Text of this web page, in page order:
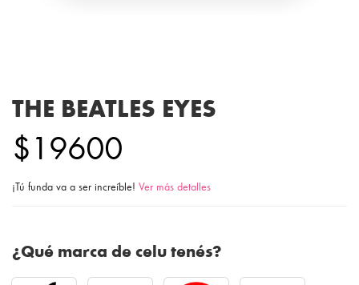
THE BEATLES EYES
$19600
¡Tú funda va a ser increíble! Ver más detalles
¿Qué marca de celu tenés?